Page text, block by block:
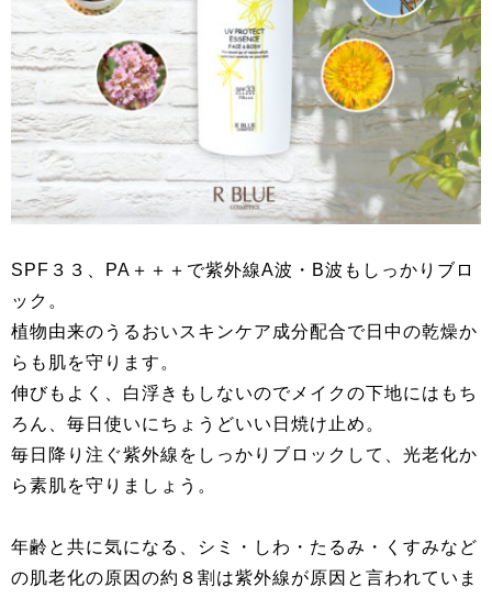
SPF３３、PA＋＋＋で紫外線A波・B波もしっかりブロ
ック。
植物由来のうるおいスキンケア成分配合で日中の乾燥か
らも肌を守ります。
伸びもよく、白浮きもしないのでメイクの下地にはもち
ろん、毎日使いにちょうどいい日焼け止め。
毎日降り注ぐ紫外線をしっかりブロックして、光老化か
ら素肌を守りましょう。
年齢と共に気になる、シミ・しわ・たるみ・くすみなど
の肌老化の原因の約８割は紫外線が原因と言われていま